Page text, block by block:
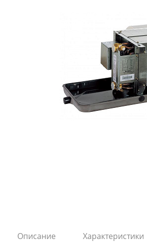
Описание Характеристики